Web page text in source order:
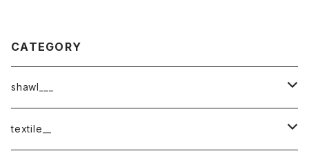
CATEGORY
shawl___
cotton
textile__